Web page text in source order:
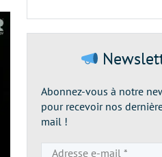
Abonnez-vous à notre
pour recevoir nos
mail !